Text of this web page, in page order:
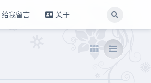
我留言 关于